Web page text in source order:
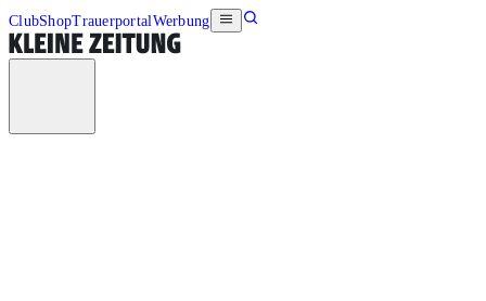
ClubShopTrauerportalWerbung